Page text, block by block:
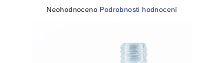
Průměrné
Neohodnoceno Podrobnosti hodnocení